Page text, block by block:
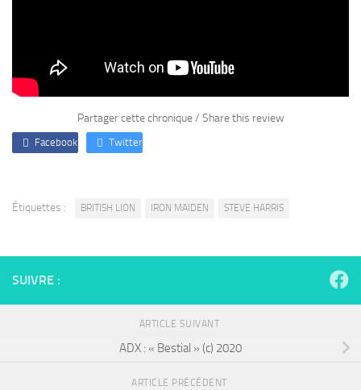
Partager cette chronique / Share this review
Facebook Twitter
Étiquettes : BRITISH LION IRON MAIDEN STEVE HARRIS
SUIVRE :
ARTICLE SUIVANT
ADX : « Bestial » (c) 2020
ARTICLE PRÉCÉDENT